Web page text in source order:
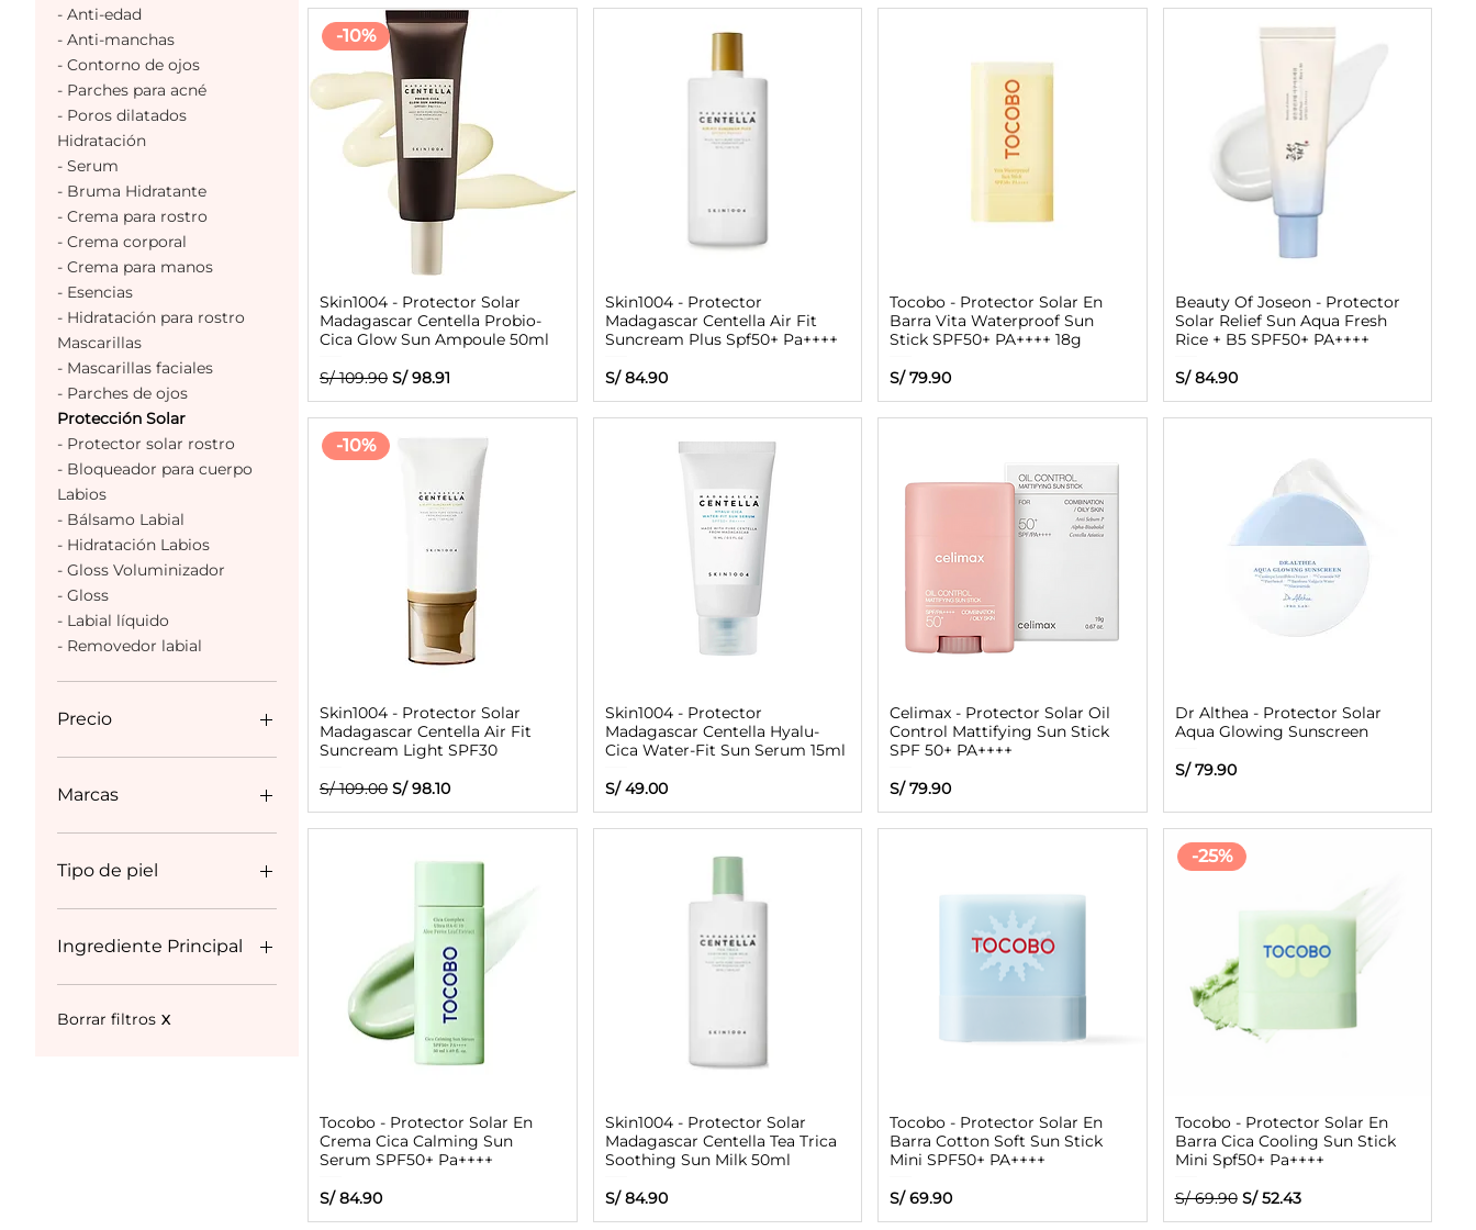
- Anti-edad
- Anti-manchas
- Contorno de ojos
- Parches para acné
- Poros dilatados
Hidratación
- Serum
- Bruma Hidratante
- Crema para rostro
- Crema corporal
- Crema para manos
- Esencias
- Hidratación para rostro
Mascarillas
- Mascarillas faciales
- Parches de ojos
Protección Solar
- Protector solar rostro
- Bloqueador para cuerpo
Labios
- Bálsamo Labial
- Hidratación Labios
- Gloss Voluminizador
- Gloss
- Labial líquido
- Removedor labial
Precio
9 PEN
Marcas
Anua
APLB
Beauty Of Joseon
Cathy Doll
Centellian24
Dr Althea
Tipo de piel
- Piel Sensible
- Piel Grasa
- Piel Normal
- Piel Mixta
Ingrediente Principal
PDRN
Acido Tranexamico
Borrar filtros X
-10%
Skin1004 - Protector Solar
Madagascar Centella Probio-
Cica Glow Sun Ampoule 50ml
Precio
S/ 109.90 Precio de oferta
S/ 98.91
Skin1004 - Protector
Madagascar Centella Air Fit
Suncream Plus Spf50+ Pa++++
Precio
S/ 84.90
Tocobo - Protector Solar En
Barra Vita Waterproof Sun
Stick SPF50+ PA++++ 18g
Precio
S/ 79.90
Beauty Of Joseon - Protector
Solar Relief Sun Aqua Fresh
Rice + B5 SPF50+ PA++++
Precio
S/ 84.90
-10%
Skin1004 - Protector Solar
Madagascar Centella Air Fit
Suncream Light SPF30
Precio
S/ 109.00 Precio de oferta
S/ 98.10
Skin1004 - Protector
Madagascar Centella Hyalu-
Cica Water-Fit Sun Serum 15ml
Precio
S/ 49.00
Celimax - Protector Solar Oil
Control Mattifying Sun Stick
SPF 50+ PA++++
Precio
S/ 79.90
Dr Althea - Protector Solar
Aqua Glowing Sunscreen
Precio
S/ 79.90
Tocobo - Protector Solar En
Crema Cica Calming Sun
Serum SPF50+ Pa++++
Precio
S/ 84.90
Skin1004 - Protector Solar
Madagascar Centella Tea Trica
Soothing Sun Milk 50ml
Precio
S/ 84.90
Tocobo - Protector Solar En
Barra Cotton Soft Sun Stick
Mini SPF50+ PA++++
Precio
S/ 69.90
-25%
Tocobo - Protector Solar En
Barra Cica Cooling Sun Stick
Mini Spf50+ Pa++++
Precio
S/ 69.90 Precio de oferta
S/ 52.43